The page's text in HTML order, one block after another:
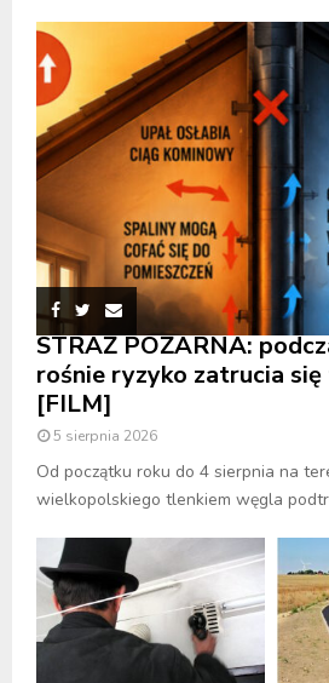
STRAŻ POŻARNA:
rośnie ryzyko zatrucia
[FILM]
5 sierpnia 2026
Od początku roku do 4 sierpnia na
wielkopolskiego tlenkiem węgla